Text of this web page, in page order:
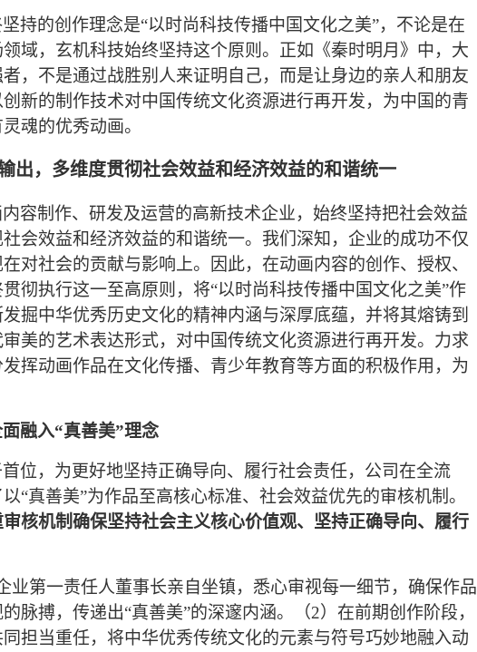
持的创作理念是“以时尚科技传播中国文化之美”，不论是在
域，玄机科技始终坚持这个原则。正如《秦时明月》中，大
，不是通过战胜别人来证明自己，而是让身边的亲人和朋友
新的制作技术对中国传统文化资源进行再开发，为中国的青
魂的优秀动画。
出，多维度贯彻社会效益和经济效益的和谐统一
容制作、研发及运营的高新技术企业， 始终坚持把社会效益
会效益和经济效益的和谐统一。我们深知，企业的成功不仅
对社会的贡献与影响上。因此，在动画内容的创作、授权、
彻执行这一至高原则，将“以时尚科技传播中国文化之美”作
掘中华优秀历史文化的精神内涵与深厚底蕴，并将其熔铸到
美的艺术表达形式，对中国传统文化资源进行再开发。 力求
挥动画作品在文化传播、青少年教育等方面的积极作用，为
融入“真善美”理念
位，为更好地坚持正确导向、履行社会责任，公司在全流
“真善美”为作品至高核心标准、社会效益优先的审核机制。
审核机制确保坚持社会主义核心价值观、坚持正确导向、履行
业第一责任人董事长亲自坐镇，悉心审视每一细节，确保作品
脉搏，传递出“真善美”的深邃内涵。（2） 在前期创作阶段，
担当重任，将中华优秀传统文化的元素与符号巧妙地融入动